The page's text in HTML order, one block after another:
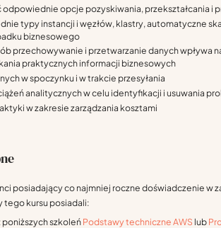
odpowiednie opcje pozyskiwania, przekształcania i
typy instancji i węzłów, klastry, automatyczne
biznesowego
przechowywanie i przetwarzanie danych wpływa
praktycznych informacji biznesowych
w spoczynku i w trakcie przesyłania
analitycznych w celu identyfikacji i usuwania
w zakresie zarządzania kosztami
posiadający co najmniej roczne doświadczenie w
tego kursu posiadali:
szkoleńPodstawy techniczne AWS lub